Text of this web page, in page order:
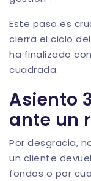
Este paso es
cierra el ciclo
ha finalizado
cuadrada.
Asiento
ante un
Por desgracia,
un cliente
fondos o por